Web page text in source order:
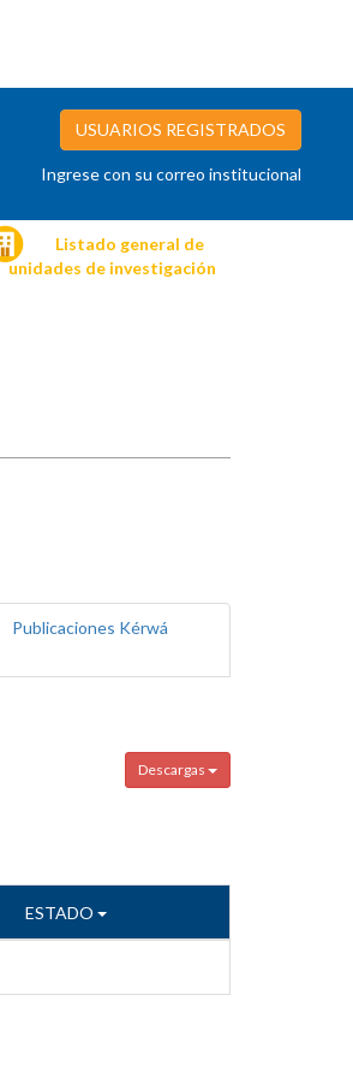
USUARIOS REGISTRADOS
Ingrese con su correo institucional
Listado general de
unidades de investigación
Publicaciones Kérwá
Descargas
ESTADO